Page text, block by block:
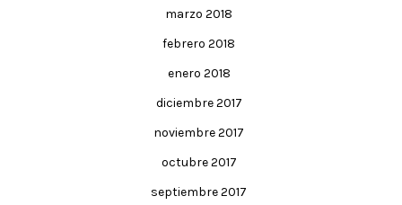
marzo 2018
febrero 2018
enero 2018
diciembre 2017
noviembre 2017
octubre 2017
septiembre 2017